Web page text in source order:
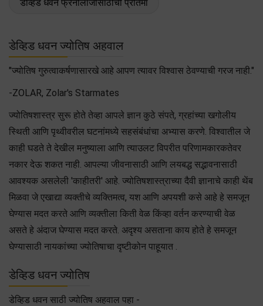
डेव्हिड धवन फ्रेनोलॉजीसाठीची प्रतिमा
डेव्हिड धवन ज्योतिष अहवाल
"ज्योतिष गुरुत्वाकर्षणासारखे आहे आपण त्यावर विश्वास ठेवण्याची गरज नाही."
-ZOLAR, Zolar's Starmates
ज्योतिषशास्त्र सुरू होते तेव्हा आपले ज्ञान कुठे संपते, ग्रहांच्या खगोलीय
स्थिती आणि पृथ्वीवरील घटनांमध्ये सहसंबंधांचा अभ्यास करणे. विश्वातील जे
काही घडते ते देखील मनुष्याला आणि त्याउलट विपरीत परिणामकारकतेवर
नकार देऊ शकत नाही. आपल्या जीवनासाठी आणि लयबद्ध सद्भावनासाठी
आवश्यक असलेली 'काहीतरी' आहे. ज्योतिषशास्त्राच्या दैवी ज्ञानाचे काही थेंब
मिळवा जे एखाद्या व्यक्तीचे व्यक्तिमत्व, यश आणि अपयशी कसे आहे हे समजून
घेण्यास मदत करते आणि व्यक्तीला किती वेळ किंव्हा वर्तन करण्याची वेळ
असते हे अंदाज घेण्यास मदत करते. अदृश्य असताना काय होते हे समजून
घेण्यासाठी नायकांच्या ज्योतिषाचा दृष्टीकोन पाहूयात .
डेव्हिड धवन ज्योतिष
डेव्हिड धवन साठी ज्योतिष अहवाल पहा -